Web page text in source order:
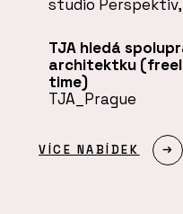
studio
TJA hledá
architektku
time)
TJA_Prague
VÍCE NABÍDEK